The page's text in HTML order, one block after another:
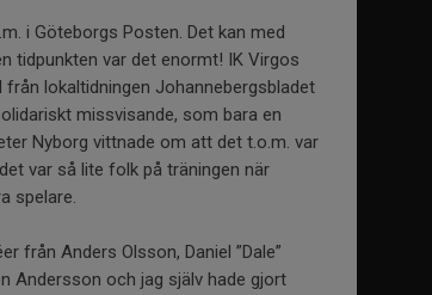
i Göteborgs Posten. Det kan med
tidpunkten var det enormt! IK Virgos
lokaltidningen Johannebergsbladet
missvisande, som bara en
Nyborg vittnade om att det t.o.m. var
var så lite folk på träningen när
spelare.
från Anders Olsson, Daniel ”Dale”
Andersson och jag själv hade gjort